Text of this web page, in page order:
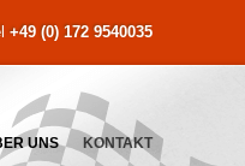
+49 (0) 172 9540035
Eppstein@gmx.de
UNS KONTAKT